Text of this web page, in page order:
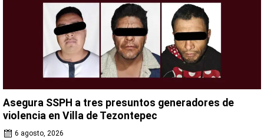
Asegura SSPH a tres presuntos generadores de
violencia en Villa de Tezontepec
6 agosto, 2026